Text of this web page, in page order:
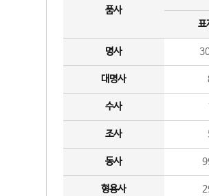
품사
표
명사
대명사
수사
조사
동사
형용사